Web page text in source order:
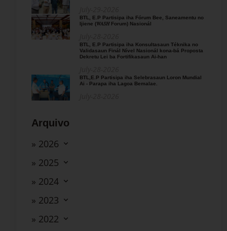
BTL, E.P Partisipa iha Fórum Bee, Saneamentu no
Ijiene (𝑊𝐴𝑆𝐻 Forum) Nasionál
BTL, E.P Partisipa iha Konsultasaun Téknika no
Validasaun Finál Nível Nasionál kona-bá Proposta
Dekretu Lei ba Fortifikasaun Ai-han
BTL,E.P Partisipa iha Selebrasaun Loron Mundial
Ai - Parapa iha Lagoa Bemalae.
Arquivo
» 2026
» 2025
» 2024
» 2023
» 2022